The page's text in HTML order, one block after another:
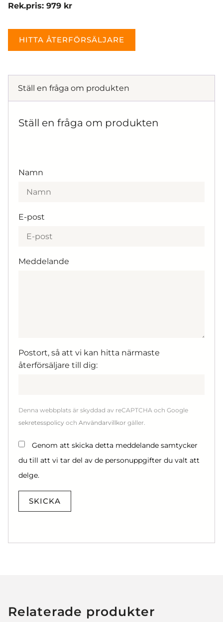
Rek.pris: 979 kr
HITTA ÅTERFÖRSÄLJARE
Ställ en fråga om produkten
Ställ en fråga om produkten
Namn
E-post
Meddelande
Postort, så att vi kan hitta närmaste
återförsäljare till dig:
Denna webbplats är skyddad av reCAPTCHA och Google
sekretesspolicy och Användarvillkor gäller.
Genom att skicka detta meddelande samtycker
du till att vi tar del av de personuppgifter du valt att
delge.
SKICKA
Relaterade produkter